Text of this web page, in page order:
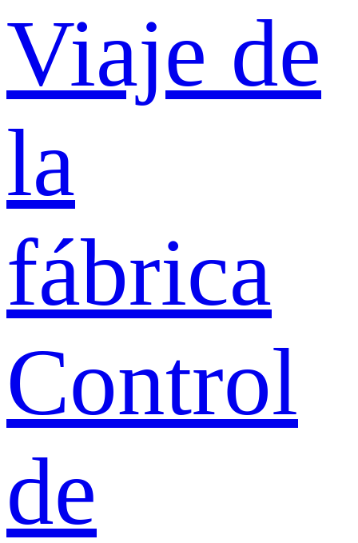
Viaje de
la
fábrica
Control
de